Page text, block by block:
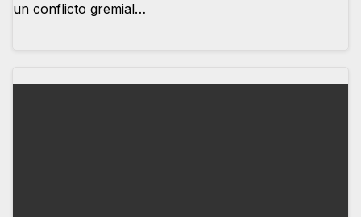
un conflicto gremial…